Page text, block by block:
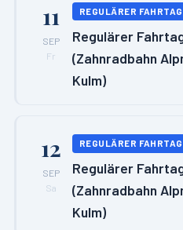
11
SEP
Fr
REGULÄRER FAHRTAG
Regulärer
(Zahnradbahn
Kulm)
12
SEP
Sa
REGULÄRER FAHRTAG
Regulärer
(Zahnradbahn
Kulm)